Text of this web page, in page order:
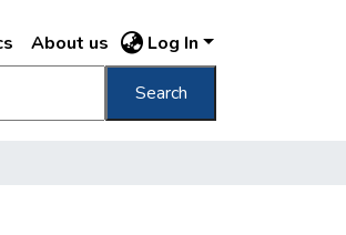
About us Log In
Search